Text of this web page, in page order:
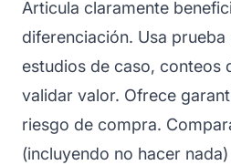
Articula claramente
diferenciación. Usa
estudios de caso, conteos
validar valor. Ofrece
riesgo de compra.
(incluyendo no hacer